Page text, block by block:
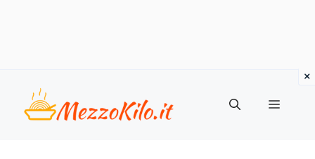
contenuto
Menu